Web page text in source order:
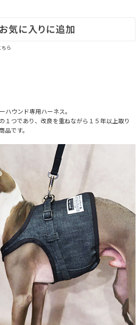
ら
ハウンド専用ハーネス。
１つであり、改良を重ねながら１５年以上取り
です。